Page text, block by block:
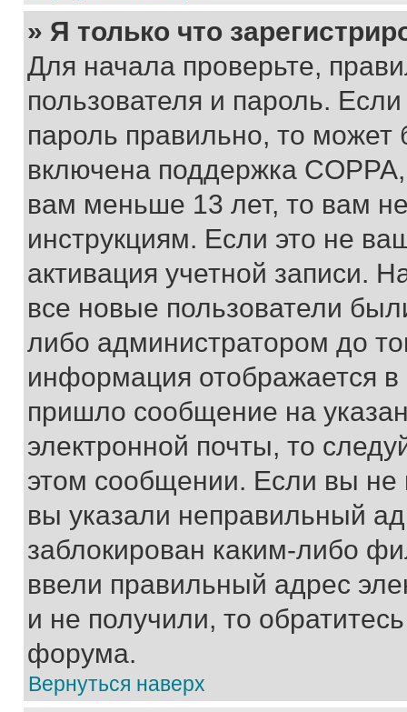
» Я только что
Для начала проверьте,
пользователя и пароль.
пароль правильно, то может
включена поддержка
вам меньше 13 лет, то вам
инструкциям. Если это не
активация учетной записи.
все новые пользователи
либо администратором до
информация отображается
пришло сообщение на
электронной почты, то
этом сообщении. Если вы
вы указали неправильный
заблокирован каким-либо
ввели правильный адрес
и не получили, то
форума.
Вернуться наверх